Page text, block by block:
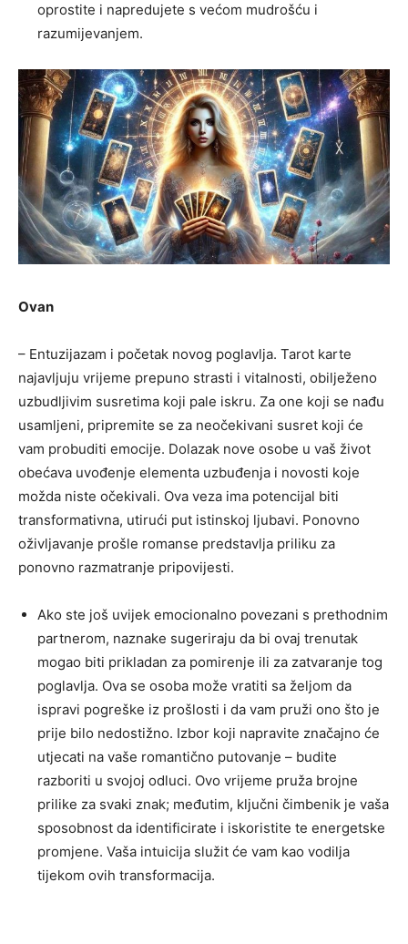
oprostite i napredujete s većom mudrošću i
razumijevanjem.
Ovan
– Entuzijazam i početak novog poglavlja. Tarot karte
najavljuju vrijeme prepuno strasti i vitalnosti, obilježeno
uzbudljivim susretima koji pale iskru. Za one koji se nađu
usamljeni, pripremite se za neočekivani susret koji će
vam probuditi emocije. Dolazak nove osobe u vaš život
obećava uvođenje elementa uzbuđenja i novosti koje
možda niste očekivali. Ova veza ima potencijal biti
transformativna, utirući put istinskoj ljubavi. Ponovno
oživljavanje prošle romanse predstavlja priliku za
ponovno razmatranje pripovijesti.
Ako ste još uvijek emocionalno povezani s prethodnim
partnerom, naznake sugeriraju da bi ovaj trenutak
mogao biti prikladan za pomirenje ili za zatvaranje tog
poglavlja. Ova se osoba može vratiti sa željom da
ispravi pogreške iz prošlosti i da vam pruži ono što je
prije bilo nedostižno. Izbor koji napravite značajno će
utjecati na vaše romantično putovanje – budite
razboriti u svojoj odluci. Ovo vrijeme pruža brojne
prilike za svaki znak; međutim, ključni čimbenik je vaša
sposobnost da identificirate i iskoristite te energetske
promjene. Vaša intuicija služit će vam kao vodilja
tijekom ovih transformacija.